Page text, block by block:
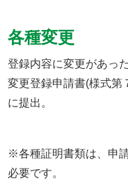
各種変更
登録内容に変更があっ
変更登録申請書(様式第
に提出。
※各種証明書類は、申
必要です。